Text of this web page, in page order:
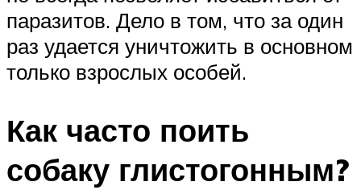
паразитов. Дело в том, что за один
раз удается уничтожить в основном
только взрослых особей.
Как часто поить
собаку глистогонным?